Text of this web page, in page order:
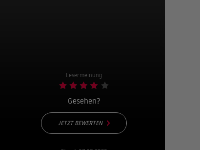
Lesermeinung
Gesehen?
JETZT BEWERTEN